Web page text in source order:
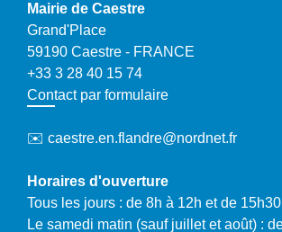
Mairie de Caestre
Grand'Place
59190 Caestre - FRANCE
+33 3 28 40 15 74
Contact par formulaire
✉️ caestre.en.flandre@nordnet.fr
Horaires d'ouverture
Tous les jours : de 8h à 12h et de
Le samedi matin (sauf juillet et août) :